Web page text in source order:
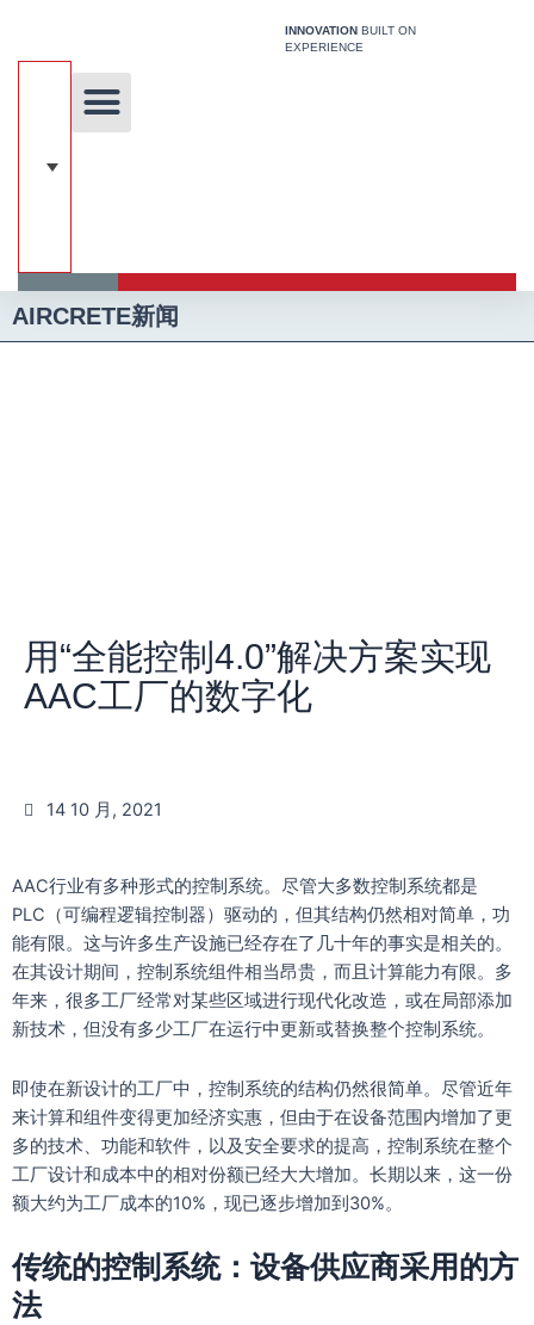
INNOVATION BUILT ON
EXPERIENCE
AIRCRETE新闻
用“全能控制4.0”解决方案实现
AAC工厂的数字化
14 10 月, 2021
AAC行业有多种形式的控制系统。尽管大多数控制系统都是
PLC（可编程逻辑控制器）驱动的，但其结构仍然相对简单，功
能有限。这与许多生产设施已经存在了几十年的事实是相关的。
在其设计期间，控制系统组件相当昂贵，而且计算能力有限。多
年来，很多工厂经常对某些区域进行现代化改造，或在局部添加
新技术，但没有多少工厂在运行中更新或替换整个控制系统。
即使在新设计的工厂中，控制系统的结构仍然很简单。尽管近年
来计算和组件变得更加经济实惠，但由于在设备范围内增加了更
多的技术、功能和软件，以及安全要求的提高，控制系统在整个
工厂设计和成本中的相对份额已经大大增加。长期以来，这一份
额大约为工厂成本的10%，现已逐步增加到30%。
传统的控制系统：设备供应商采用的方
法